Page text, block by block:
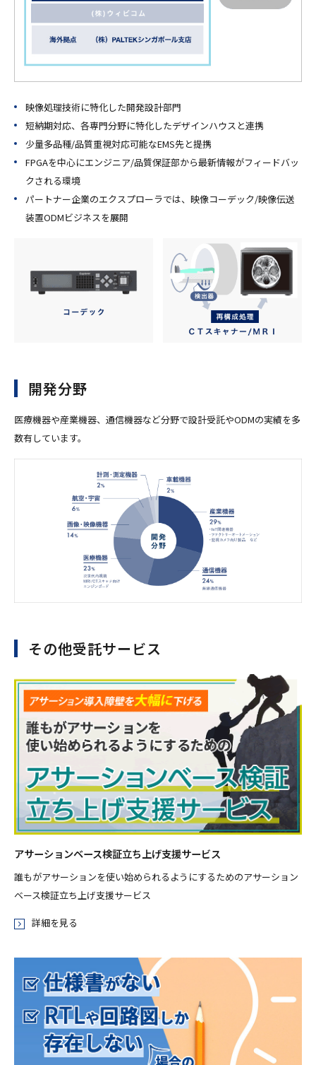
映像処理技術に特化した開発設計部門
短納期対応、各専門分野に特化したデザインハウスと連携
少量多品種/品質重視対応可能なEMS先と提携
FPGAを中心にエンジニア/品質保証部から最新情報がフィードバッ
クされる環境
パートナー企業のエクスプローラでは、映像コーデック/映像伝送
装置ODMビジネスを展開
開発分野
医療機器や産業機器、通信機器など分野で設計受託やODMの実績を多
数有しています。
その他受託サービス
アサーションベース検証立ち上げ支援サービス
誰もがアサーションを使い始められるようにするためのアサーション
ベース検証立ち上げ支援サービス
詳細を見る